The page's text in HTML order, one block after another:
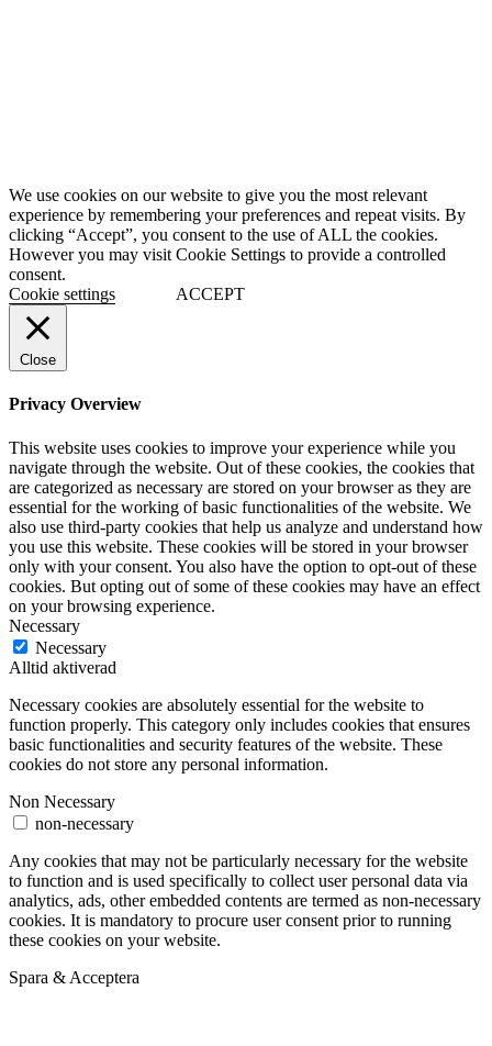
We use cookies on our website to give you the most relevant
experience by remembering your preferences and repeat visits. By
clicking “Accept”, you consent to the use of ALL the cookies.
However you may visit Cookie Settings to provide a controlled
consent.
Cookie settings
ACCEPT
Close
Privacy Overview
This website uses cookies to improve your experience while you
navigate through the website. Out of these cookies, the cookies that
are categorized as necessary are stored on your browser as they are
essential for the working of basic functionalities of the website. We
also use third-party cookies that help us analyze and understand how
you use this website. These cookies will be stored in your browser
only with your consent. You also have the option to opt-out of these
cookies. But opting out of some of these cookies may have an effect
on your browsing experience.
Necessary
Necessary
Alltid aktiverad
Necessary cookies are absolutely essential for the website to
function properly. This category only includes cookies that ensures
basic functionalities and security features of the website. These
cookies do not store any personal information.
Non Necessary
non-necessary
Any cookies that may not be particularly necessary for the website
to function and is used specifically to collect user personal data via
analytics, ads, other embedded contents are termed as non-necessary
cookies. It is mandatory to procure user consent prior to running
these cookies on your website.
Spara & Acceptera